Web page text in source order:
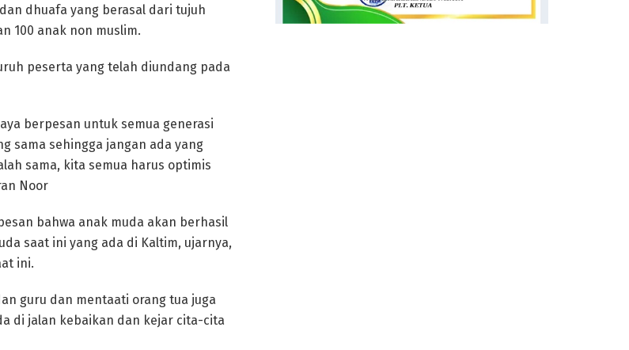
dhuafa yang berasal dari tujuh
100 anak non muslim.
peserta yang telah diundang pada
berpesan untuk semua generasi
sama sehingga jangan ada yang
sama, kita semua harus optimis
Noor
bahwa anak muda akan berhasil
saat ini yang ada di Kaltim, ujarnya,
ini.
guru dan mentaati orang tua juga
di jalan kebaikan dan kejar cita-cita